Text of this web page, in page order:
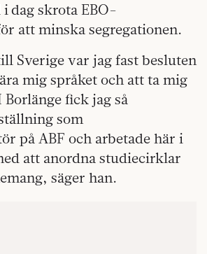
dag skrota EBO-
att minska segregationen.
Sverige var jag fast besluten
mig språket och att ta mig
fick jag så
som
på ABF och arbetade här i
att anordna studiecirklar
säger han.